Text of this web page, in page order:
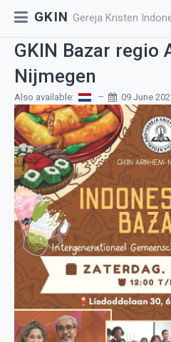
GKIN Gereja Kristen
GKIN Bazar regio
Nijmegen
Also available: 09 June